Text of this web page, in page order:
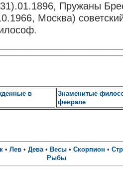
Пружаны
Москва)
в
Знаменитые
феврале
•Лев •Дева• Весы •Скорпион •
Рыбы